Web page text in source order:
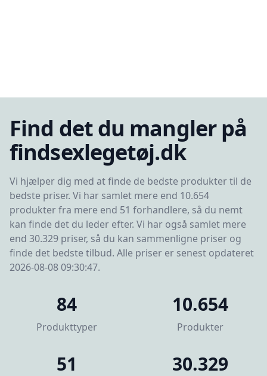
Find det du mangler på
findsexlegetøj.dk
Vi hjælper dig med at finde de bedste produkter til de
bedste priser. Vi har samlet mere end 10.654
produkter fra mere end 51 forhandlere, så du nemt
kan finde det du leder efter. Vi har også samlet mere
end 30.329 priser, så du kan sammenligne priser og
finde det bedste tilbud. Alle priser er senest opdateret
2026-08-08 09:30:47.
84
Produkttyper
10.654
Produkter
51 30.329